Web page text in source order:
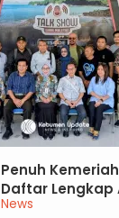
News
Penuh
Daftar Lengkap
Peringatan HUT